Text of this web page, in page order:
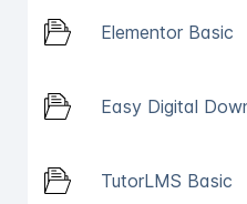
Elementor Basic
Easy Digital
TutorLMS Basic